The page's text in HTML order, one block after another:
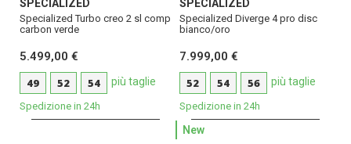
SPECIALIZED
Specialized Turbo creo 2 sl comp
carbon verde
5.499,00 €
49
52 54 più taglie
Spedizione in 24h
SPECIALIZED
Specialized Diverge 4 pro disc
bianco/oro
7.999,00 €
52
54 56 più taglie
Spedizione in 24h
New